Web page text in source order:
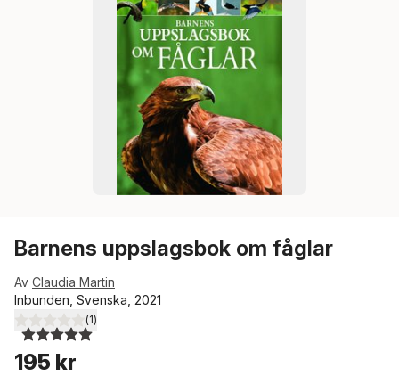
Barnens uppslagsbok om fåglar
Av Claudia Martin
Inbunden, Svenska, 2021
5,0utav 5 stjärnor. Totalt antal röster:
(1)
195 kr